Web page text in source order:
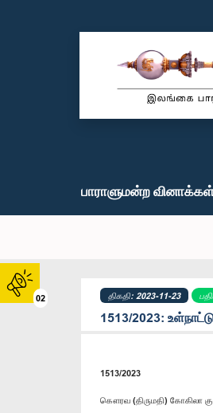
02
பாராளுமன்ற
திகதி: 2023-11-23
1513/2023:
1513/2023
கௌரவ (திருமதி) கோகிலா